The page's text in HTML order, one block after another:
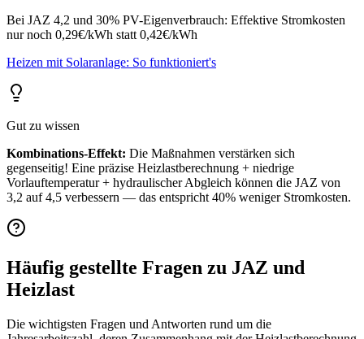
Bei JAZ 4,2 und 30% PV-Eigenverbrauch: Effektive Stromkosten
nur noch 0,29€/kWh statt 0,42€/kWh
Heizen mit Solaranlage: So funktioniert's
Gut zu wissen
Kombinations-Effekt: Die Maßnahmen verstärken sich
gegenseitig! Eine präzise Heizlastberechnung + niedrige
Vorlauftemperatur + hydraulischer Abgleich können die JAZ von
3,2 auf 4,5 verbessern — das entspricht 40% weniger Stromkosten.
Häufig gestellte Fragen zu JAZ und
Heizlast
Die wichtigsten Fragen und Antworten rund um die